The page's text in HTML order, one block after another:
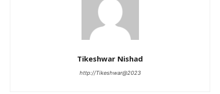
Tikeshwar Nishad
http://Tikeshwar@2023